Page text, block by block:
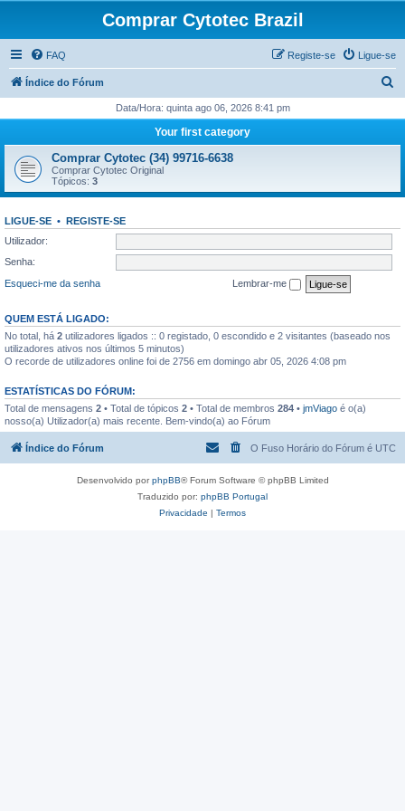
Comprar Cytotec Brazil
FAQ Ligue-se
Registe-se
Índice do Fórum
q
i
Data/Hora: quinta ago 06, 2026 8:41 pm
Your first category
Comprar Cytotec (34) 99716-6638
Comprar Cytotec Original
Tópicos: 3
LIGUE-SE • REGISTE-SE
Utilizador:
Senha:
Esqueci-me da senha
Lembrar-me
QUEM ESTÁ LIGADO:
No total, há 2 utilizadores ligados :: 0 registado, 0 escondido e 2 visitantes (baseado nos
utilizadores ativos nos últimos 5 minutos)
O recorde de utilizadores online foi de 2756 em domingo abr 05, 2026 4:08 pm
ESTATÍSTICAS DO FÓRUM:
Total de mensagens 2 • Total de tópicos 2 • Total de membros 284 • jmViago é o(a)
nosso(a) Utilizador(a) mais recente. Bem-vindo(a) ao Fórum
Índice do Fórum O Fuso Horário do Fórum é UTC
Desenvolvido porphpBB® Forum Software © phpBB Limited
Traduzido por: phpBB Portugal
Privacidade | Termos